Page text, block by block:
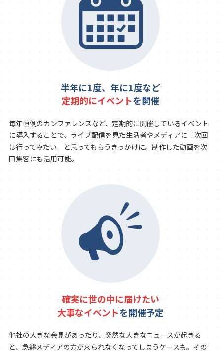
半年に1度、年に1度など
定期的にイベントを開催
毎年恒例のカンファレンスなど、定期的に開催しているイベント
に導入することで、ライブ配信を見た生活者やメディアに「次回
は行ってみたい」と思ってもらうきっかけに。制作した動画を次
回集客にも活用可能。
確実に世の中に届けたい
大事なイベントを開催予定
他社の大きな会見があったり、突然な大きなニュースが起きる
と、急遽メディアの方が来られなくなってしまうケースも。その